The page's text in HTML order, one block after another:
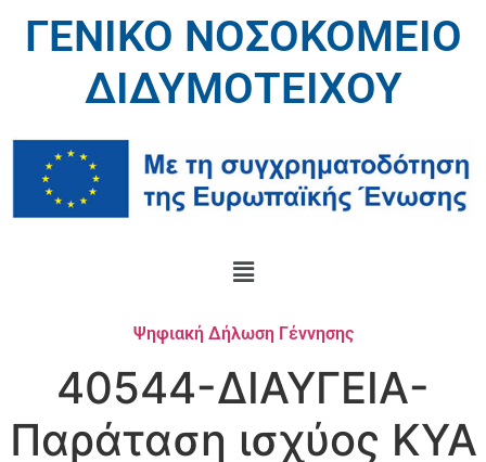
ΓΕΝΙΚΟ ΝΟΣΟΚΟΜΕΙΟ
ΔΙΔΥΜΟΤΕΙΧΟΥ
Ψηφιακή Δήλωση Γέννησης
40544-ΔΙΑΥΓΕΙΑ-
Παράταση ισχύος ΚΥΑ